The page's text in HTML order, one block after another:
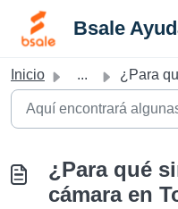
Saltar al contenido
Bsale
Inicio ... ¿Para qué sirve el icono de
¿Para qué
cámara en